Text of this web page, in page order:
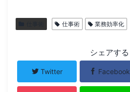
仕事術 業務効率化
シェアする
Twitter Facebook